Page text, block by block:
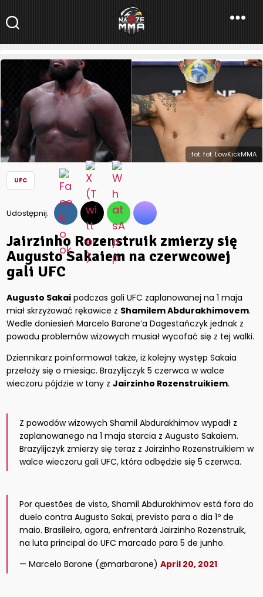
NaszeMMA
NaszeMMA.pl»Aktualności»Świat»UFC»Jairzinho Rozenstruik
zmierzy się Augusto Sakaiem na czerwcowej gali UFC
fot. fot. LowKickMMA
UFC
Udostępnij:
Jairzinho Rozenstruik zmierzy się
Augusto Sakaiem na czerwcowej
gali UFC
Augusto Sakai podczas gali UFC zaplanowanej na 1 maja
miał skrzyżować rękawice z Shamilem Abdurakhimovem.
Wedle doniesień Marcelo Barone’a Dagestańczyk jednak z
powodu problemów wizowych musiał wycofać się z tej walki.
Dziennikarz poinformował także, iż kolejny występ Sakaia
przełoży się o miesiąc. Brazylijczyk 5 czerwca w walce
wieczoru pójdzie w tany zJairzinho Rozenstruikiem.
Z powodów wizowych Shamil Abdurakhimov wypadł z
zaplanowanego na 1 maja starcia z Augusto Sakaiem.
Brazylijczyk zmierzy się teraz z Jairzinho Rozenstruikiem w
walce wieczoru gali UFC, która odbędzie się 5 czerwca.
Por questões de visto, Shamil Abdurakhimov está fora do
duelo contra Augusto Sakai, previsto para o dia 1º de
maio. Brasileiro, agora, enfrentará Jairzinho Rozenstruik,
na luta principal do UFC marcado para 5 de junho.
— Marcelo Barone (@marbarone)April 20, 2021